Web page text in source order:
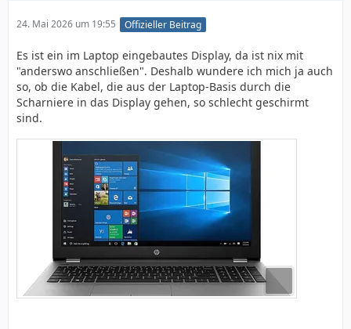
24. Mai 2026 um 19:55 Offizieller Beitrag
Es ist ein im Laptop eingebautes Display, da ist nix mit
"anderswo anschließen". Deshalb wundere ich mich ja auch
so, ob die Kabel, die aus der Laptop-Basis durch die
Scharniere in das Display gehen, so schlecht geschirmt
sind.